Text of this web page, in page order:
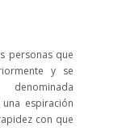
personas que
y se
espiración
con que